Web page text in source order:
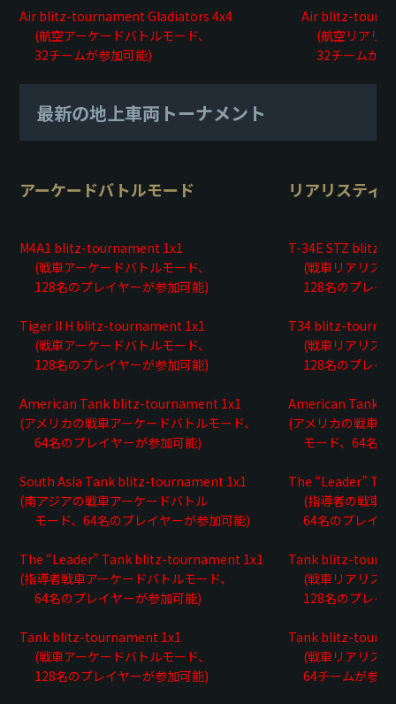
Air blitz-tournament Gladiators 4x4
(航空アーケードバトルモード、
32チームが参加可能)
Air blitz-
(航空リアリス
32チームが参
最新の地上車両トーナメント
アーケードバトルモード
M4A1 blitz-tournament 1x1
(戦車アーケードバトルモード、
128名のプレイヤーが参加可能)
Tiger II H blitz-tournament 1x1
(戦車アーケードバトルモード、
128名のプレイヤーが参加可能)
American Tank blitz-tournament 1x1
(アメリカの戦車アーケードバトルモード、
64名のプレイヤーが参加可能)
South Asia Tank blitz-tournament 1x1
(南アジアの戦車アーケードバトル
モード、64名のプレイヤーが参加可能)
The “Leader” Tank blitz-tournament 1x1
(指導者戦車アーケードバトルモード、
64名のプレイヤーが参加可能)
Tank blitz-tournament 1x1
(戦車アーケードバトルモード、
128名のプレイヤーが参加可能)
リアリスティ
T-34E STZ blitz-
(戦車リアリステ
128名のプレイ
T34 blitz-
(戦車リアリステ
128名のプレイ
American Tank
(アメリカの戦車
モード、64名の
The “Leader”
(指導者の戦車リ
64名のプレイヤ
Tank blitz-
(戦車リアリステ
128名のプレイ
Tank blitz-
(戦車リアリステ
64チームが参加